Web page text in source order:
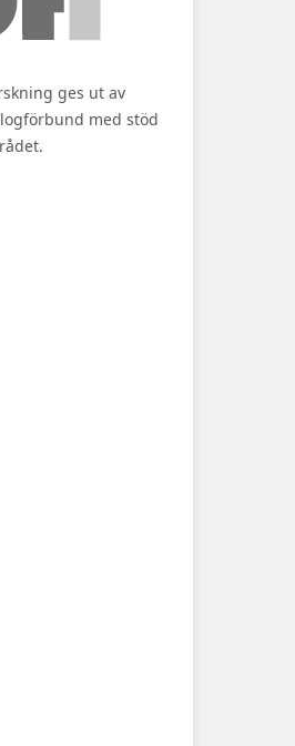
ges ut av
med stöd